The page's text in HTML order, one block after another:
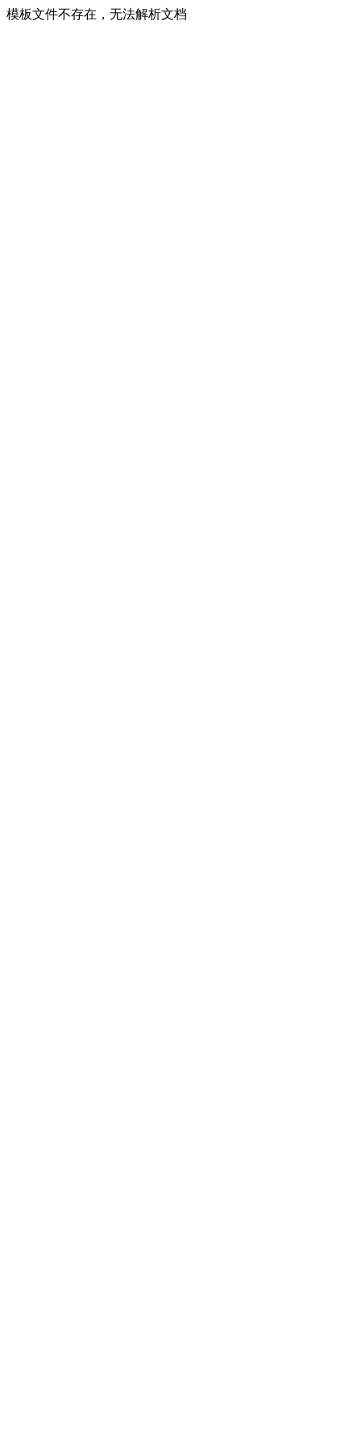
模板文件不存在，无法解析文档